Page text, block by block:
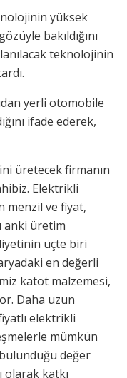
yüksek
bakıldığını
teknolojinin
yerli otomobile
ifade ederek,
üretecek firmanın
Elektrikli
menzil ve fiyat,
anki üretim
üçte biri
en değerli
katot malzemesi,
Daha uzun
elektrikli
mümkün
değer
katkı